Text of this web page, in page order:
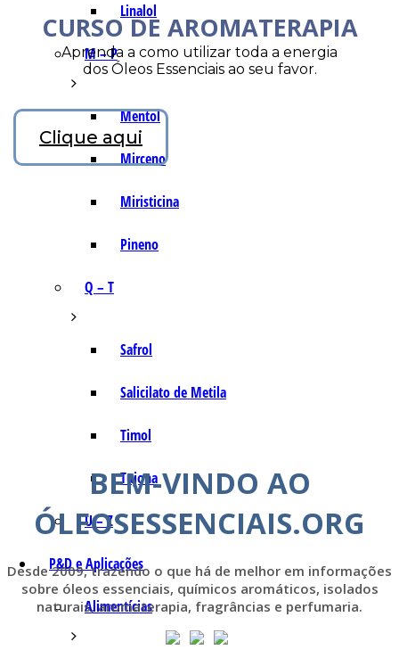
Linalol
M – P
Mentol
Mirceno
Miristicina
Pineno
Q – T
Safrol
Salicilato de Metila
Timol
Tujona
U – Z
P&D e Aplicações
Alimentícias
CURSO DE AROMATERAPIA
Aprenda a como utilizar toda a energia
dos Óleos Essenciais ao seu favor.
Clique aqui
BEM-VINDO AO
ÓLEOSESSENCIAIS.ORG
Desde 2009, trazendo o que há de melhor em informações
sobre óleos essenciais, químicos aromáticos, isolados
naturais, aromaterapia, fragrâncias e perfumaria.